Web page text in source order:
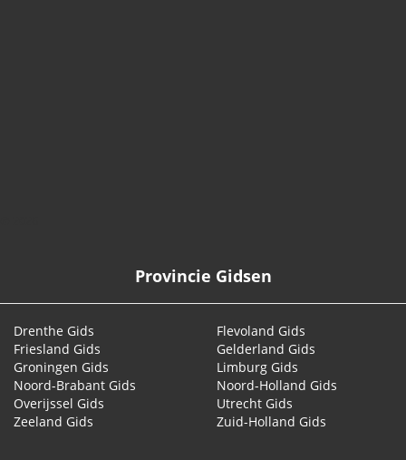
Provincie Gidsen
Drenthe Gids
Flevoland Gids
Friesland Gids
Gelderland Gids
Groningen Gids
Limburg Gids
Noord-Brabant Gids
Noord-Holland Gids
Overijssel Gids
Utrecht Gids
Zeeland Gids
Zuid-Holland Gids